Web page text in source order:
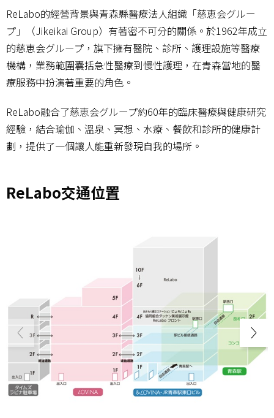
ReLabo的經營背景與青森縣醫療法人組織「慈恵会グルー
プ」（Jikeikai Group）有著密不可分的關係。於1962年成立
的慈恵会グループ，旗下擁有醫院、診所、護理設施等醫療
機構，業務範圍囊括急性醫療到慢性護理，在青森當地的醫
療服務中扮演著重要的角色。
ReLabo融合了慈恵会グループ約60年的臨床醫療與健康研究
經驗，結合瑜伽、溫泉、冥想、水療、餐飲和診所的健康計
劃，提供了一個讓人能重新發現自我的場所。
ReLabo交通位置